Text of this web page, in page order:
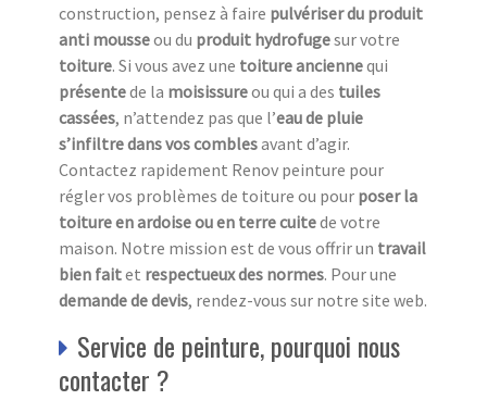
construction, pensez à faire pulvériser du produit
anti mousseou du produit hydrofugesur votre
toiture. Si vous avez une toiture anciennequi
présentede la moisissureou qui a des tuiles
cassées, n’attendez pas que l’eau de pluie
s’infiltre dans vos comblesavant d’agir.
Contactez rapidement Renov peinture pour
régler vos problèmes de toiture ou pour poser la
toiture en ardoise ou en terre cuitede votre
maison. Notre mission est de vous offrir un travail
bien faitet respectueux des normes. Pour une
demande de devis, rendez-vous sur notre site web.
Service de peinture, pourquoi nous
contacter ?